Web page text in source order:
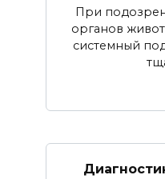
При
органов
системный